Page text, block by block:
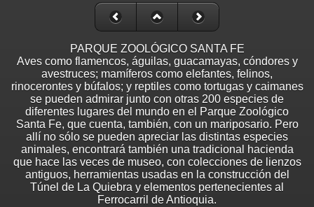
PARQUE ZOOLÓGICO SANTA FE
Aves como flamencos, águilas, guacamayas, cóndores y
avestruces; mamíferos como elefantes, felinos,
rinocerontes y búfalos; y reptiles como tortugas y caimanes
se pueden admirar junto con otras 200 especies de
diferentes lugares del mundo en el Parque Zoológico
Santa Fe, que cuenta, también, con un mariposario. Pero
allí no sólo se pueden apreciar las distintas especies
animales, encontrará también una tradicional hacienda
que hace las veces de museo, con colecciones de lienzos
antiguos, herramientas usadas en la construcción del
Túnel de La Quiebra y elementos pertenecientes al
Ferrocarril de Antioquia.